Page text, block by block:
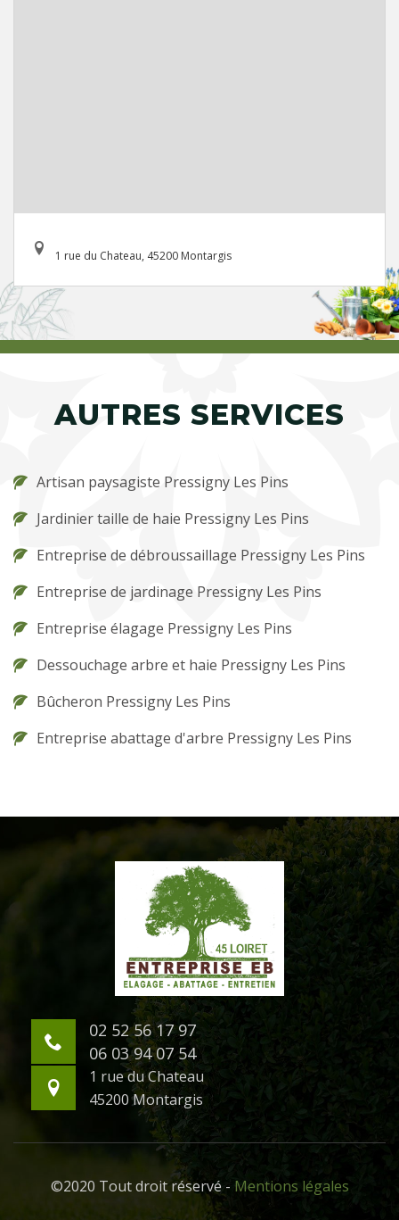
1 rue du Chateau, 45200 Montargis
AUTRES SERVICES
Artisan paysagiste Pressigny Les Pins
Jardinier taille de haie Pressigny Les Pins
Entreprise de débroussaillage Pressigny Les Pins
Entreprise de jardinage Pressigny Les Pins
Entreprise élagage Pressigny Les Pins
Dessouchage arbre et haie Pressigny Les Pins
Bûcheron Pressigny Les Pins
Entreprise abattage d'arbre Pressigny Les Pins
02 52 56 17 97
06 03 94 07 54
1 rue du Chateau
45200 Montargis
©2020 Tout droit réservé - Mentions légales